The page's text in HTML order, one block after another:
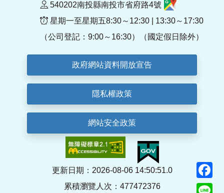
540202南投縣南投市省府路4號
星期一至星期五8:30～12:30 | 13:30～17:30
（公司登記：9:00～16:30）（國定假日除外）
政府網站資料開放宣告
隱私權政策
網站安全政策
更新日期：2026-08-06 14:50:51.0
累積瀏覽人次：477472376